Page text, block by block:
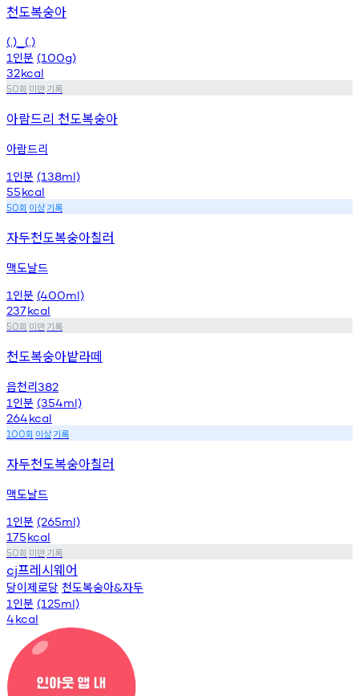
천도복숭아
(.)_(.)
1 인분 (100g)
32kcal
50회 미만기록
아람드리 천도복숭아
아람드리
1 인분 (138ml)
55kcal
50회 이상기록
자두천도복숭아칠러
맥도날드
1 인분 (400ml)
237kcal
50회 미만기록
천도복숭아밭라떼
읍천리382
1 인분 (354ml)
264kcal
100회 이상기록
자두천도복숭아칠러
맥도날드
1 인분 (265ml)
175kcal
50회 미만기록
cj프레시웨어
당이제로당 천도복숭아&자두
1 인분 (125ml)
4kcal